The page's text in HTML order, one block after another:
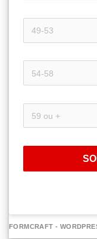
FORMCRAFT -